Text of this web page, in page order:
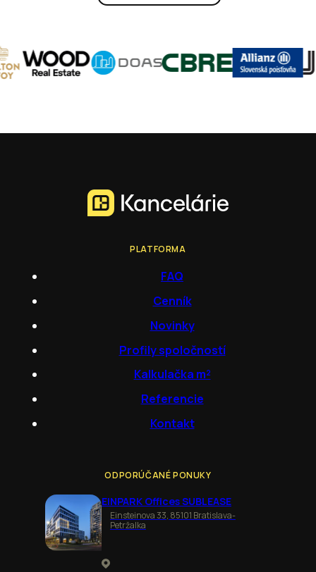
PLATFORMA
FAQ
Cenník
Novinky
Profily spoločností
Kalkulačka m²
Referencie
Kontakt
ODPORÚČANÉ PONUKY
EINPARK Offices SUBLEASE
Einsteinova 33, 85101 Bratislava-
Petržalka